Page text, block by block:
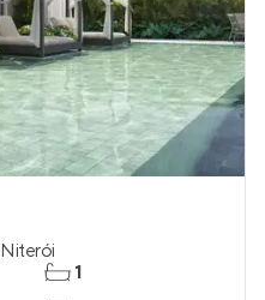
Niterói
1